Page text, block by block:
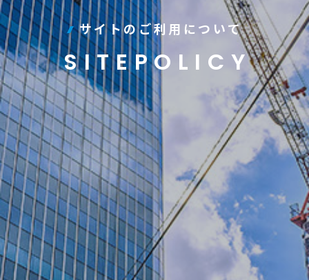
サイトのご利用について
SITEPOLICY